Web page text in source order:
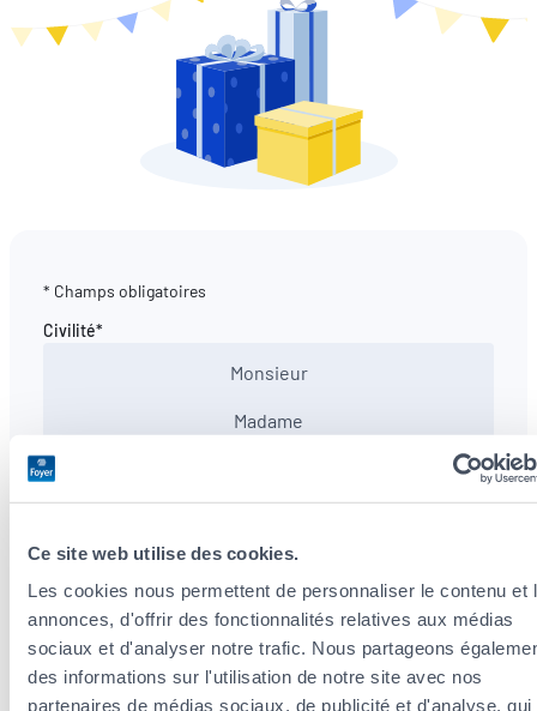
Ce site web utilise des cookies.
Les cookies nous permettent de personnaliser le contenu et
annonces, d'offrir des fonctionnalités relatives aux médias
sociaux et d'analyser notre trafic. Nous partageons
des informations sur l'utilisation de notre site avec nos
partenaires de médias sociaux, de publicité et d'analyse, qui
* Champs obligatoires
Civilité*
Monsieur
Madame
Nom*
Prénom*
Email*